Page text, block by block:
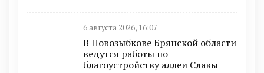
6 августа 2026, 16:07
В Новозыбкове Брянской области
ведутся работы по
благоустройству аллеи Славы